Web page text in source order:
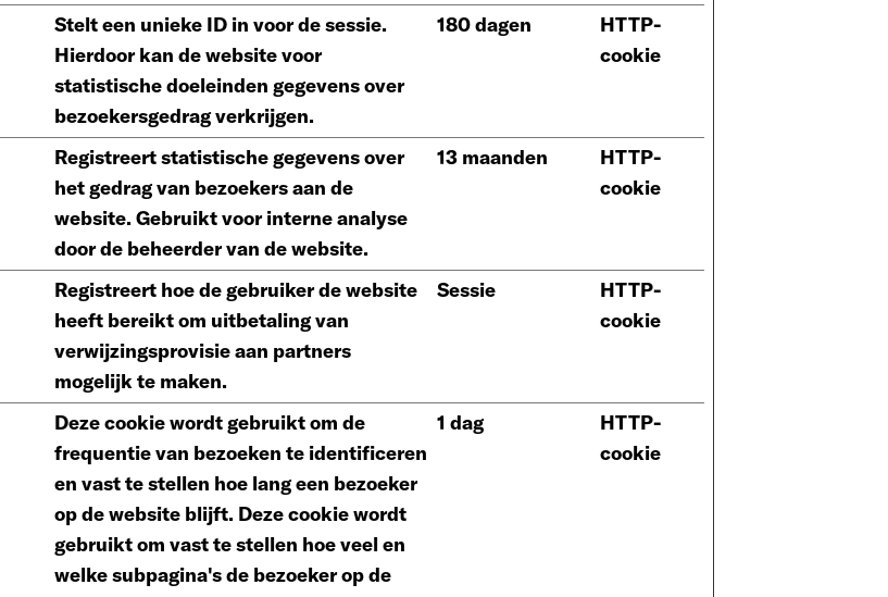
Stelt een unieke ID in voor de sessie.
Hierdoor kan de website voor
statistische doeleinden gegevens over
bezoekersgedrag verkrijgen.
180 dagen
HTTP-
cookie
Registreert statistische gegevens over
het gedrag van bezoekers aan de
website. Gebruikt voor interne analyse
door de beheerder van de website.
13 maanden
HTTP-
cookie
Registreert hoe de gebruiker de website
heeft bereikt om uitbetaling van
verwijzingsprovisie aan partners
mogelijk te maken.
Sessie
HTTP-
cookie
Deze cookie wordt gebruikt om de
frequentie van bezoeken te identificeren
en vast te stellen hoe lang een bezoeker
op de website blijft. Deze cookie wordt
gebruikt om vast te stellen hoe veel en
welke subpagina's de bezoeker op de
1 dag
HTTP-
cookie